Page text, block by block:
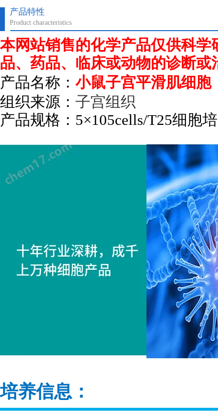
产品特性
Product characteristics
本网站销售的化学产品仅供科
品、药品、临床或动物的诊断或
产品名称：小鼠子宫平滑肌细胞
组织来源： 子宫组织
产品规格： 5×105cells/T25细胞
培养信息：